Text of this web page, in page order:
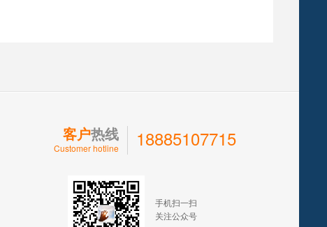
客户热线
Customer hotline 18885107715
手机扫一扫
关注公众号